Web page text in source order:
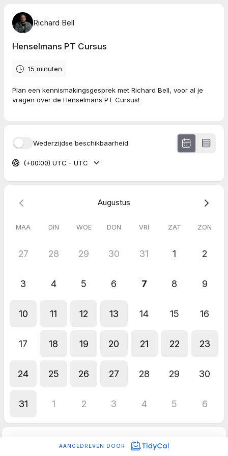
Richard Bell
Henselmans PT Cursus
15 minuten
Plan een kennismakingsgesprek met Richard Bell, voor al je
vragen over de Henselmans PT Cursus!
Wederzijdse beschikbaarheid
(+00:00) UTC - UTC
Augustus
MAA DIN WOE DON VRI ZAT ZON
27 28 29 30 31 1 2
3 4 5 6 7 8 9
10 11 12 13 14 15 16
17 18 19 20 21 22 23
24 25 26 27 28 29 30
31 1 2 3 4 5 6
AANGEDREVEN DOOR